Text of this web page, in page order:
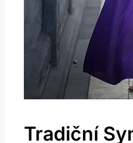
Tradiční